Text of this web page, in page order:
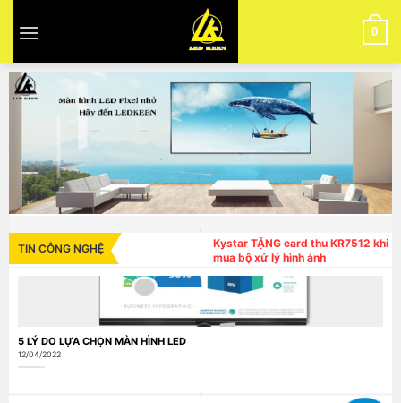
0
Màn hình LED trong nhà
Màn hình LED ngoài trời
Màn hình LCD ghép
Màn hình quảng cáo LCD
TIN CÔNG NGHỆ
Kystar TẶNG card thu KR7512 khi
mua bộ xử lý hình ảnh
5 LÝ DO LỰA CHỌN MÀN HÌNH LED
12/04/2022